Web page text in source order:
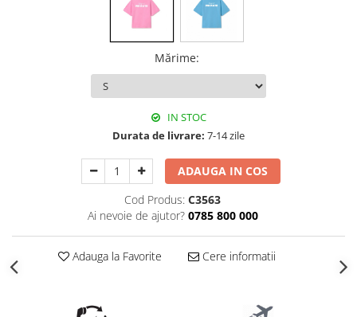
Mărime:
IN STOC
Durata de livrare: 7-14 zile
ADAUGA IN COS
Cod Produs: C3563
Ai nevoie de ajutor? 0785 800 000
Adauga la Favorite Cere informatii